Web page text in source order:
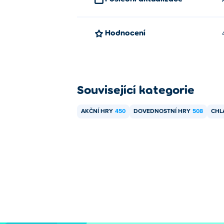
Hodnocení
Související kategorie
AKČNÍ HRY 450 DOVEDNOSTNÍ HRY 508